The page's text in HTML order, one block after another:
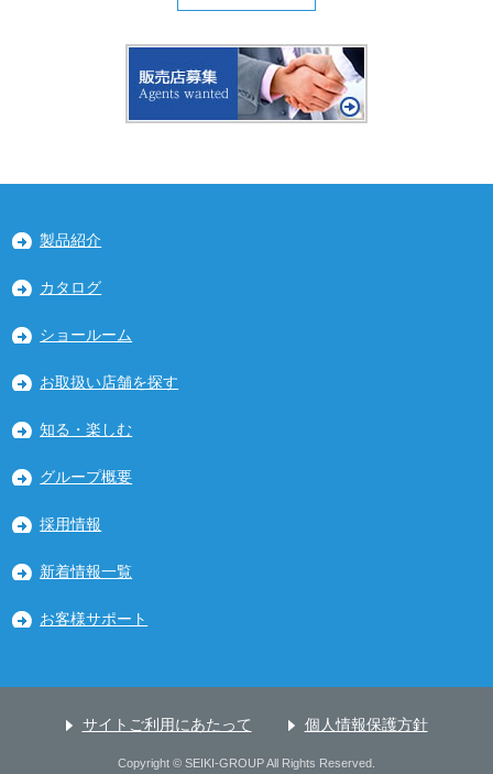
製品紹介
カタログ
ショールーム
お取扱い店舗を探す
知る・楽しむ
グループ概要
採用情報
新着情報一覧
お客様サポート
サイトご利用にあたって 個人情報保護方針
Copyright © SEIKI-GROUP All Rights Reserved.